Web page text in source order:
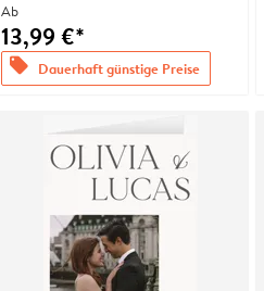
Ab
13,99 €*
offers Dauerhaft günstige Preise